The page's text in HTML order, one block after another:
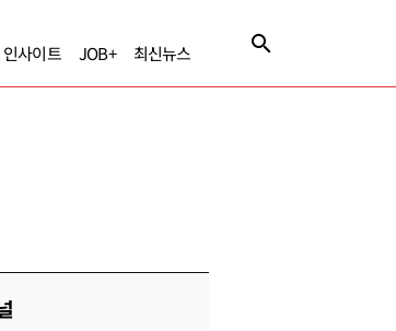
인사이트 JOB+ 최신뉴스